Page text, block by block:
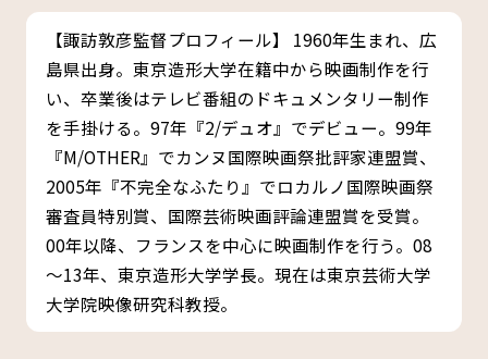
【諏訪敦彦監督プロフィール】 1960年生まれ、広
島県出身。東京造形大学在籍中から映画制作を行
い、卒業後はテレビ番組のドキュメンタリー制作
を手掛ける。97年『2/デュオ』でデビュー。99年
『M/OTHER』でカンヌ国際映画祭批評家連盟賞、
2005年『不完全なふたり』でロカルノ国際映画祭
審査員特別賞、国際芸術映画評論連盟賞を受賞。
00年以降、フランスを中心に映画制作を行う。08
～13年、東京造形大学学長。現在は東京芸術大学
大学院映像研究科教授。